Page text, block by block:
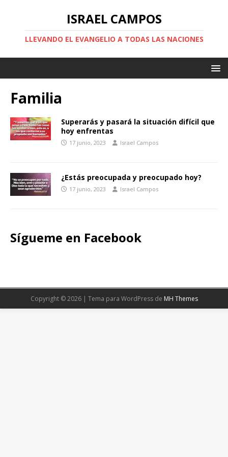
ISRAEL CAMPOS
LLEVANDO EL EVANGELIO A TODAS LAS NACIONES
Familia
Superarás y pasará la situación difícil que
hoy enfrentas
17 junio, 2023 Israel Campos
¿Estás preocupada y preocupado hoy?
17 junio, 2023 Israel Campos
Sígueme en Facebook
Copyright © 2026 | Tema para WordPress de MH Themes